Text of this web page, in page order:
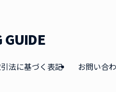
GUIDE
法に基づく表記 お問い合